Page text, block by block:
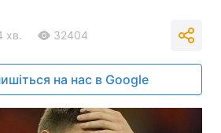
хв. 32404
на нас в Google